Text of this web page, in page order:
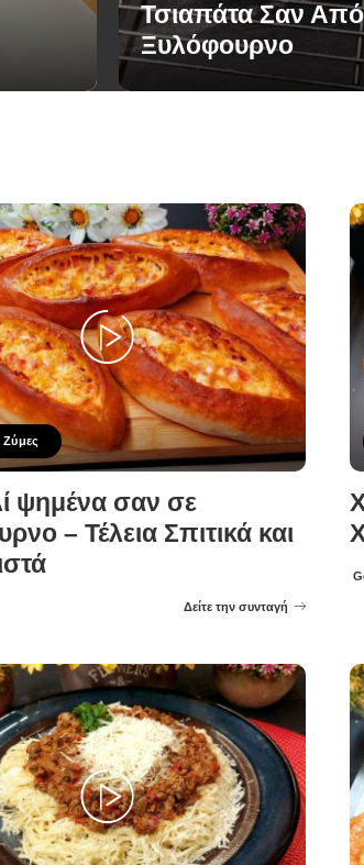
Τσιαπάτα Σαν Από
Ξυλόφουρνο
Ζύμες
ψημένα σαν σε
– Τέλεια Σπιτικά και
Δείτε την συνταγή